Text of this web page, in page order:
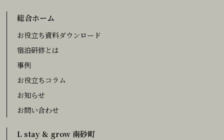
総合ホーム
お役立ち資料ダウンロード
宿泊研修とは
事例
お役立ちコラム
お知らせ
お問い合わせ
L stay & grow 南砂町